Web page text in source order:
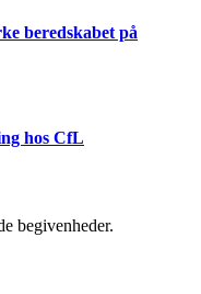
beredskabet på
hos CfL
begivenheder.